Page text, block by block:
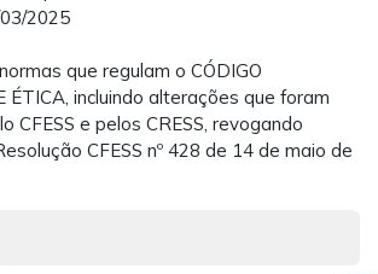
2025
que regulam o CÓDIGO
ÉTICA, incluindo alterações que foram
CFESS e pelos CRESS, revogando
CFESS nº 428 de 14 de maio de